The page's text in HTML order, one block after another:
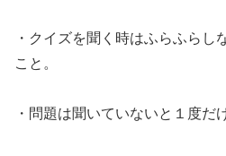
・クイズを聞く時はふらふらし
こと。
・問題は聞いていないと１度だ